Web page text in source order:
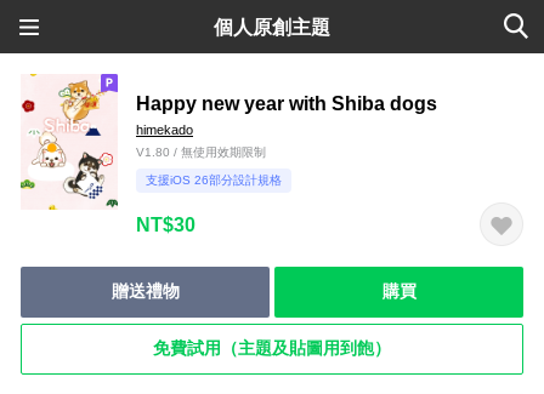
個人原創主題
Happy new year with Shiba dogs
himekado
V1.80 / 無使用效期限制
支援iOS 26部分設計規格
NT$30
贈送禮物 購買
免費試用（主題及貼圖用到飽）